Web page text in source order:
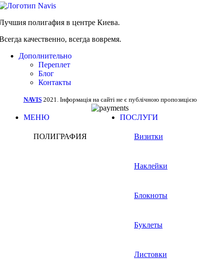
полигафия в центре Киева.
качественно, всегда вовремя.
Дополнительно
Переплет
Блог
Контакты
NAVIS 2021. Інформація на сайті не є публічною пропозицією
МЕНЮ ПОСЛУГИ
ПОЛИГРАФИЯ Визитки
Наклейки
Блокноты
Буклеты
Листовки